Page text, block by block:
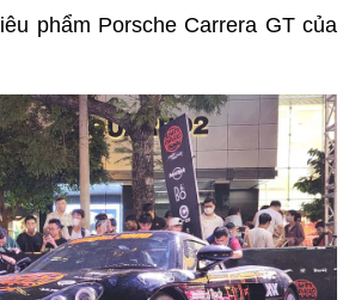
phẩm Porsche Carrera GT của